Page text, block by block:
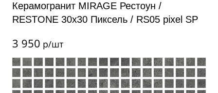
Керамогранит MIRAGE Рестоун /
RESTONE 30x30 Пиксель / RS05 pixel SP
3 950 р/шт